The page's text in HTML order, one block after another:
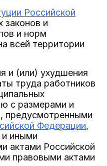
Российской
законов и
и норм
всей территории
и (или) ухудшения
труда работников
с размерами и
предусмотренными
Федерации,
и иными
актами Российской
правовыми актами